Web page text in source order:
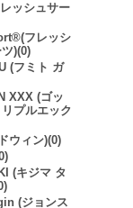
ッシュサー
フレッシ
)(0)
(フミト ガ
XXX (ゴッ
プルエック
ウィン)(0)
(キジマ タ
(ジョンス